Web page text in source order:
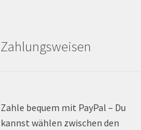
Zahlungsweisen
Zahle bequem mit PayPal – Du
kannst wählen zwischen den